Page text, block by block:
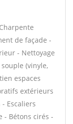
de façade -
- Nettoyage
(vinyle,
espaces
extérieurs
Escaliers
- Bétons cirés -